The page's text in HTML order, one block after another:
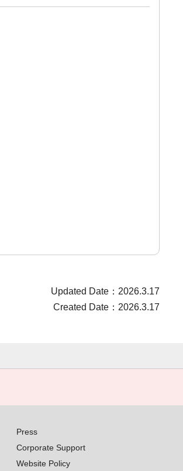
Updated Date：2026.3.17
Created Date：2026.3.17
Press
Corporate Support
Website Policy